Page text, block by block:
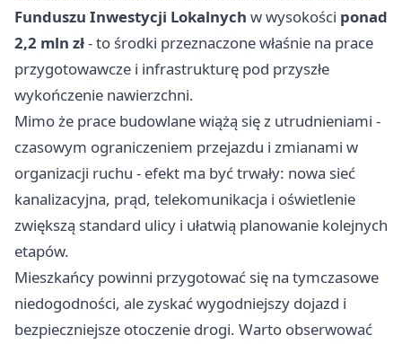
Funduszu Inwestycji Lokalnych w wysokości ponad
2,2 mln zł- to środki przeznaczone właśnie na prace
przygotowawcze i infrastrukturę pod przyszłe
wykończenie nawierzchni.
Mimo że prace budowlane wiążą się z utrudnieniami -
czasowym ograniczeniem przejazdu i zmianami w
organizacji ruchu - efekt ma być trwały: nowa sieć
kanalizacyjna, prąd, telekomunikacja i oświetlenie
zwiększą standard ulicy i ułatwią planowanie kolejnych
etapów.
Mieszkańcy powinni przygotować się na tymczasowe
niedogodności, ale zyskać wygodniejszy dojazd i
bezpieczniejsze otoczenie drogi. Warto obserwować